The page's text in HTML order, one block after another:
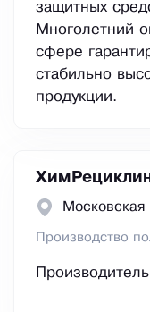
защитных
Многолетний
сфере
стабильно
продукции.
Московская
Производство